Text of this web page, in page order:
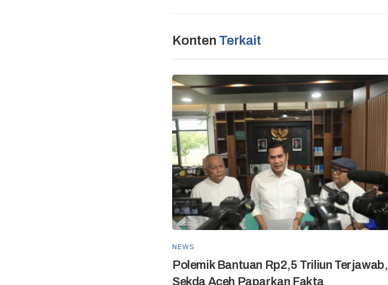
Konten Terkait
NEWS
Polemik Bantuan Rp2,5 Triliun Terjawab,
Sekda Aceh Paparkan Fakta